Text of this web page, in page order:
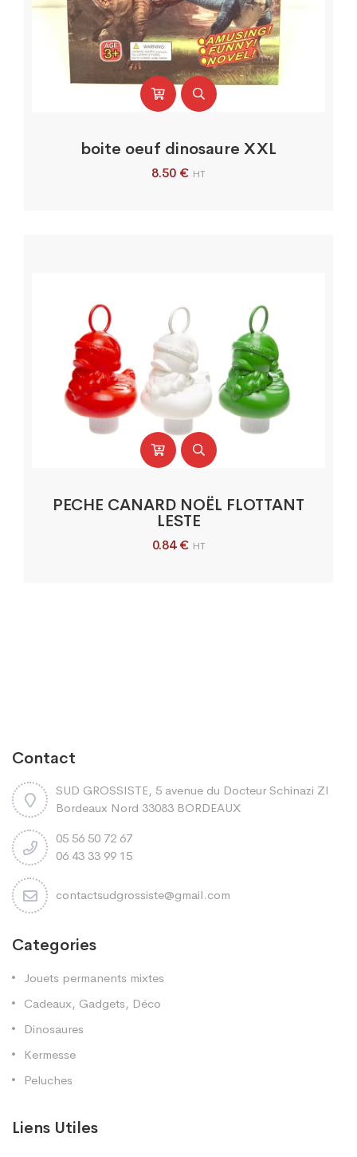
boite oeuf dinosaure XXL
8.50 € HT
PECHE CANARD NOËL FLOTTANT
LESTE
0.84€ HT
Contact
SUD GROSSISTE, 5 avenue du Docteur Schinazi ZI
Bordeaux Nord 33083 BORDEAUX
05 56 50 72 67
06 43 33 99 15
contactsudgrossiste@gmail.com
Categories
Jouets permanents mixtes
Cadeaux, Gadgets, Déco
Dinosaures
Kermesse
Peluches
Liens Utiles